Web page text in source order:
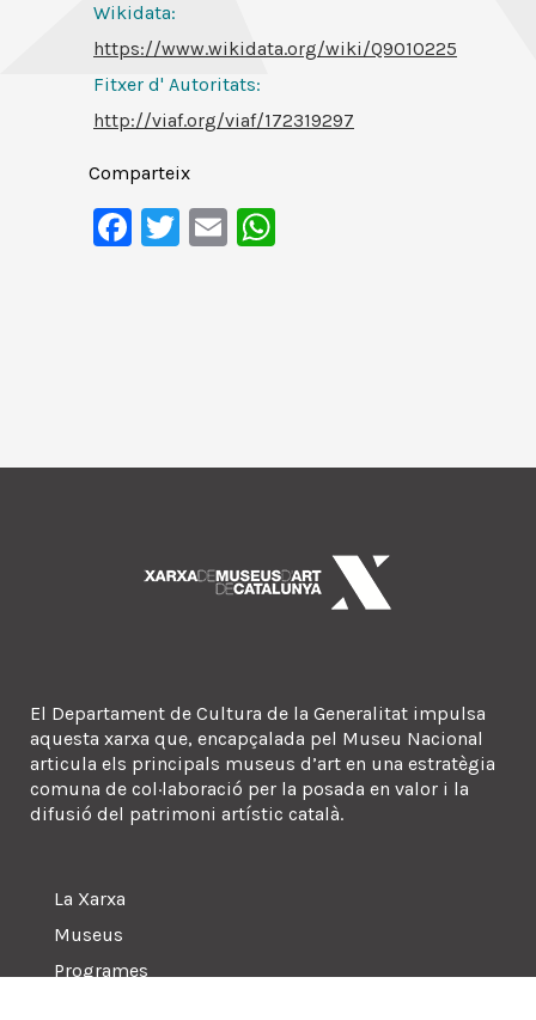
Wikidata:
https://www.wikidata.org/wiki/Q9010225
Fitxer d' Autoritats:
http://viaf.org/viaf/172319297
Comparteix
Facebook
Twitter
Email
El Departament de Cultura de la Generalitat impulsa
aquesta xarxa que, encapçalada pel Museu Nacional
articula els principals museus d’art en una estratègia
comuna de col·laboració per la posada en valor i la
difusió del patrimoni artístic català.
La Xarxa
Museus
Programes